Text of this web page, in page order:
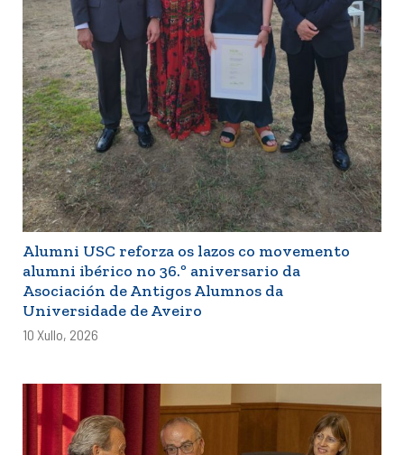
Alumni USC reforza os lazos co movemento
alumni ibérico no 36.º aniversario da
Asociación de Antigos Alumnos da
Universidade de Aveiro
10 Xullo, 2026